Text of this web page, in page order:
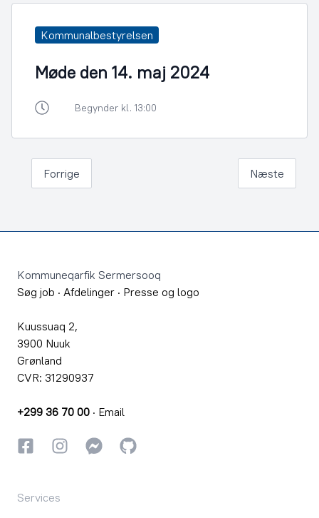
Kommunalbestyrelsen
Møde den 14. maj 2024
Begynder kl. 13:00
Forrige Næste
Kommuneqarfik Sermersooq
Søg job · Afdelinger · Presse og logo
Kuussuaq 2,
3900 Nuuk
Grønland
CVR: 31290937
+299 36 70 00 · Email
FacebookInstagramInstagram
GitHub
Services